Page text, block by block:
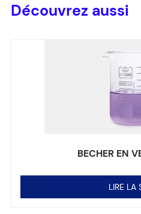
Découvrez aussi
BECHER EN
LIRE LA